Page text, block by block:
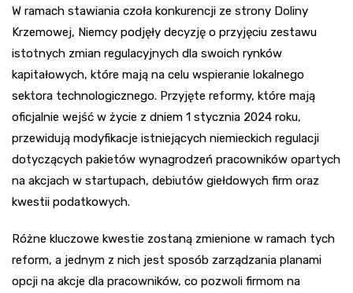
W ramach stawiania czoła konkurencji ze strony Doliny
Krzemowej, Niemcy podjęły decyzję o przyjęciu zestawu
istotnych zmian regulacyjnych dla swoich rynków
kapitałowych, które mają na celu wspieranie lokalnego
sektora technologicznego. Przyjęte reformy, które mają
oficjalnie wejść w życie z dniem 1 stycznia 2024 roku,
przewidują modyfikacje istniejących niemieckich regulacji
dotyczących pakietów wynagrodzeń pracowników opartych
na akcjach w startupach, debiutów giełdowych firm oraz
kwestii podatkowych.
Różne kluczowe kwestie zostaną zmienione w ramach tych
reform, a jednym z nich jest sposób zarządzania planami
opcji na akcje dla pracowników, co pozwoli firmom na